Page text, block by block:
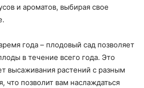
и ароматов, выбирая свое
года – плодовый сад позволяет
в течение всего года. Это
высаживания растений с разным
что позволит вам наслаждаться